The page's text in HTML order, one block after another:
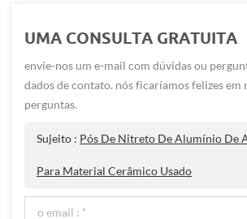
UMA CONSULTA GRATUITA
envie-nos um e-mail com dúvidas ou
dados de contato. nós ficaríamos felizes em
perguntas.
Sujeito : Pós De Nitreto De Alumínio De
Para Material Cerâmico Usado